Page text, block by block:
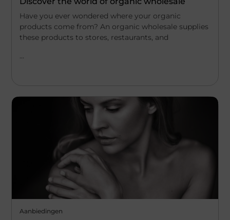
Have you ever wondered where your organic
products come from? An organic wholesale supplies
these products to stores, restaurants, and
...
Aanbiedingen